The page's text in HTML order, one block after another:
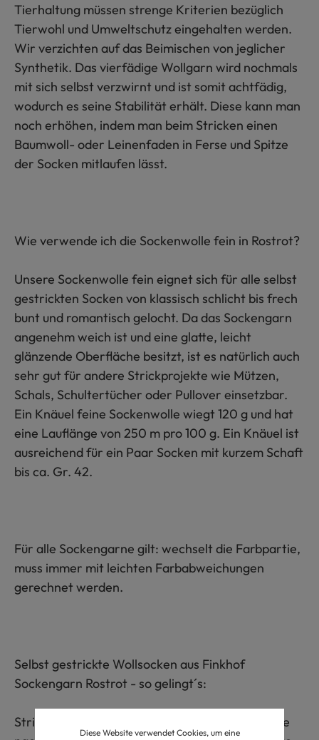
Tierhaltung müssen strenge Kriterien bezüglich
Tierwohl und Umweltschutz eingehalten werden.
Wir verzichten auf das Beimischen von jeglicher
Synthetik. Das vierfädige Wollgarn wird nochmals
mit sich selbst verzwirnt und ist somit achtfädig,
wodurch es seine Stabilität erhält. Diese kann man
noch erhöhen, indem man beim Stricken einen
Baumwoll- oder Leinenfaden in Ferse und Spitze
der Socken mitlaufen lässt.
Wie verwende ich die Sockenwolle fein in Rostrot?
Unsere Sockenwolle fein eignet sich für alle selbst
gestrickten Socken von klassisch schlicht bis frech
bunt und romantisch gelocht. Da das Sockengarn
angenehm weich ist und eine glatte, leicht
glänzende Oberfläche besitzt, ist es natürlich auch
sehr gut für andere Strickprojekte wie Mützen,
Schals, Schultertücher oder Pullover einsetzbar.
Ein Knäuel feine Sockenwolle wiegt 120 g und hat
eine Lauflänge von 250 m pro 100 g. Ein Knäuel ist
ausreichend für ein Paar Socken mit kurzem Schaft
bis ca. Gr. 42.
Für alle Sockengarne gilt: wechselt die Farbpartie,
muss immer mit leichten Farbabweichungen
gerechnet werden.
Selbst gestrickte Wollsocken aus Finkhof
Sockengarn Rostrot - so gelingt´s:
Strickarbeiten fallen sehr unterschiedlich aus. Je
Diese Website verwendet Cookies, um eine